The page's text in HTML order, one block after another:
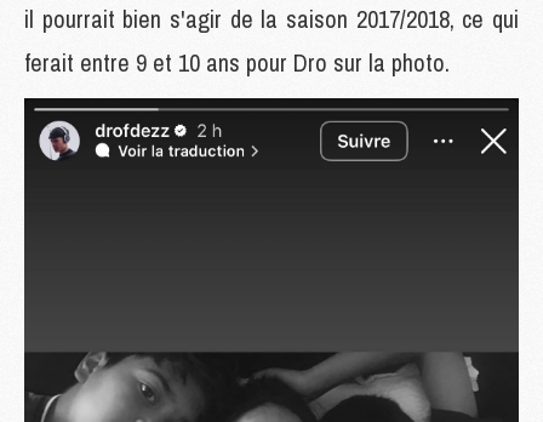
il pourrait bien s'agir de la saison 2017/2018, ce qui
ferait entre 9 et 10 ans pour Dro sur la photo.